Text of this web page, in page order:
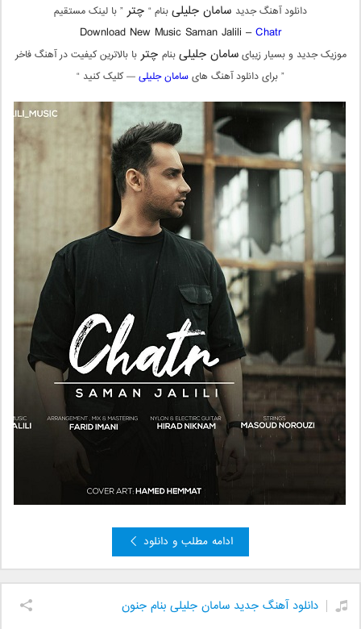
دانلود آهنگ جدید سامان جلیلیبنام “ چتر” با لینک مستقیم
Download New Music Saman Jalili –Chatr
موزیک جدید و بسیار زیبایسامان جلیلیبنام چتربا بالاترین کیفیت در آهنگ فاخر
” برای دانلود آهنگ هایسامان جلیلی— کلیک کنید “
ادامه مطلب و دانلود
دانلود آهنگ جدید سامان جلیلی بنام جنون